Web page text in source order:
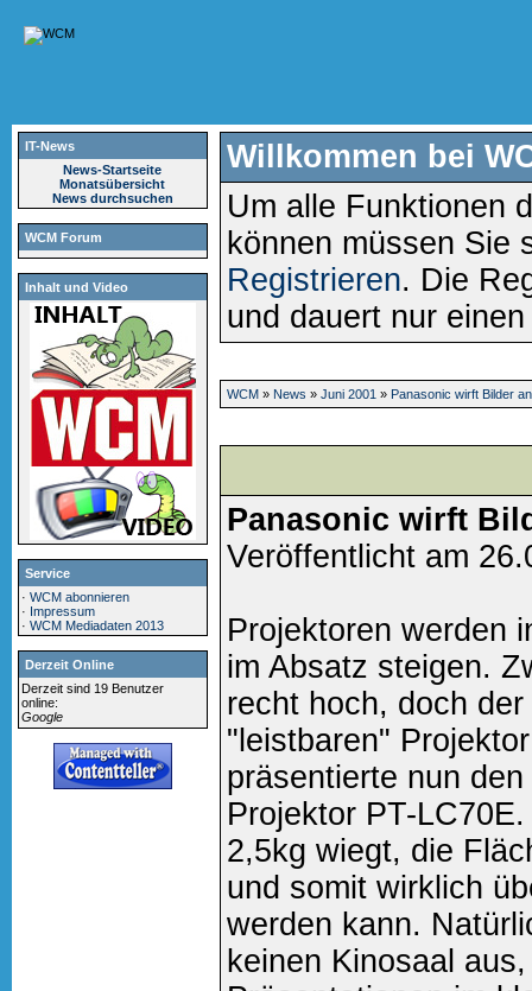
IT-News
News-Startseite
Monatsübersicht
News durchsuchen
WCM Forum
Inhalt und Video
Service
·WCM abonnieren
· Impressum
·WCM Mediadaten 2013
Derzeit Online
Derzeit sind 19 Benutzer
online:
Google
Willkommen bei
Um alle Funktionen
können müssen Sie
Registrieren. Die
und dauert nur
WCM» News » Juni 2001 » Panasonic wirft Bilder
Panasonic wirft
Veröffentlicht am
Projektoren werden
im Absatz steigen.
recht hoch, doch
"leistbaren"
präsentierte nun
Projektor PT-
2,5kg wiegt, die
und somit wirklich
werden kann.
keinen Kinosaal